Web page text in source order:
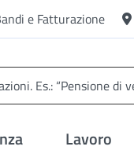
e Fatturazione
Lavoro